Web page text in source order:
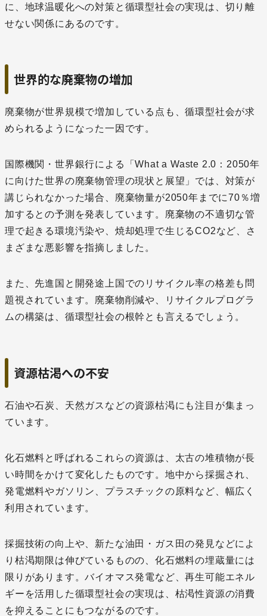
に、地球温暖化への対策と循環型社会の実現は、切り離
せない関係にあるのです。
世界的な廃棄物の増加
廃棄物が世界規模で増加している点も、循環型社会が求
められるようになった一因です。
国際機関・世界銀行による「What a Waste 2.0：2050年
に向けた世界の廃棄物管理の現状と展望」では、対策が
講じられなかった場合、廃棄物量が2050年までに70％増
加するとの予測を発表しています。廃棄物の不適切な管
理で起きる環境汚染や、焼却処理で生じるCO2など、さ
まざまな悪影響を指摘しました。
また、先進国と開発途上国でのリサイクル率の格差も問
題視されています。廃棄物削減や、リサイクルプログラ
ムの構築は、循環型社会の根幹とも言えるでしょう。
資源枯渇への不安
石油や石炭、天然ガスなどの資源枯渇にも注目が集まっ
ています。
化石燃料と呼ばれるこれらの資源は、太古の堆積物が長
い時間をかけて変化したものです。地中から採掘され、
発電燃料やガソリン、プラスチックの原料など、幅広く
利用されています。
採掘技術の向上や、新たな油田・ガス田の発見などによ
り枯渇期限は伸びているものの、化石燃料の埋蔵量には
限りがあります。バイオマス発電など、再生可能エネル
ギーを活用した循環型社会の実現は、枯渇性資源の消費
を抑えることにもつながるのです。